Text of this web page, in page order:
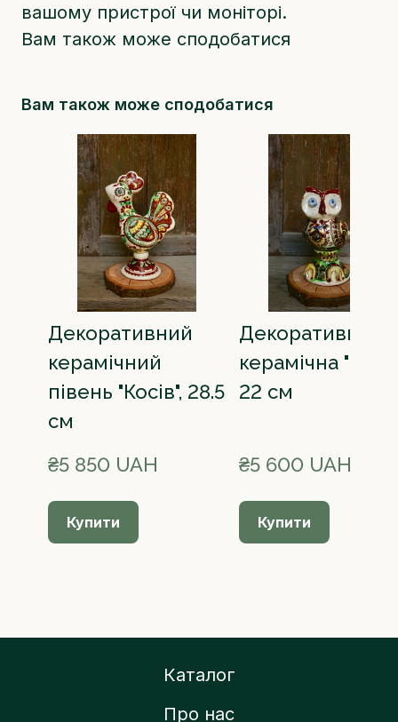
вашому пристрої чи моніторі.
Вам також може сподобатися
Вам також може сподобатися
Декоративний
керамічний
півень "Косів", 28.5
см
₴5 850 UAH
Купити
Декоративна
керамічна
22 см
₴5 600 UAH
Купити
Каталог
Про нас